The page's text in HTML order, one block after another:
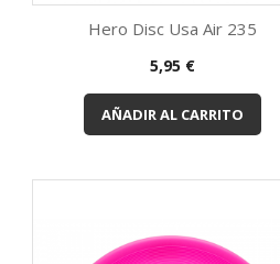
Azul Rosa
Hero Disc Usa Air 235
Precio
5,95 €
AÑADIR AL CARRITO